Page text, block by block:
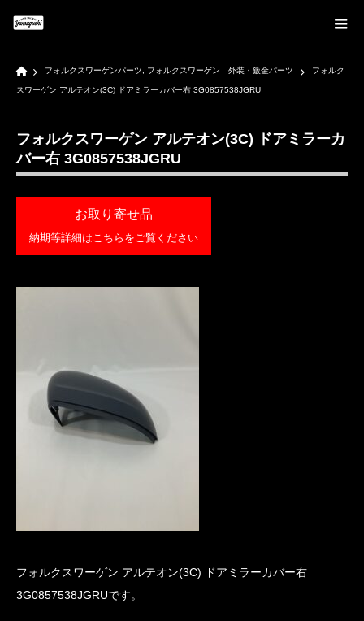
Home
フォルクスワーゲンパーツ フォルクスワーゲン 外装・鈑金パーツ フォルク
スワーゲン アルテオン(3C) ドアミラーカバー右 3G0857538JGRU
フォルクスワーゲン アルテオン(3C) ドアミラーカ
バー右 3G0857538JGRU
お取り寄せ品
納期等詳細はこちらをご覧ください
フォルクスワーゲン アルテオン(3C) ドアミラーカバー右
3G0857538JGRUです。